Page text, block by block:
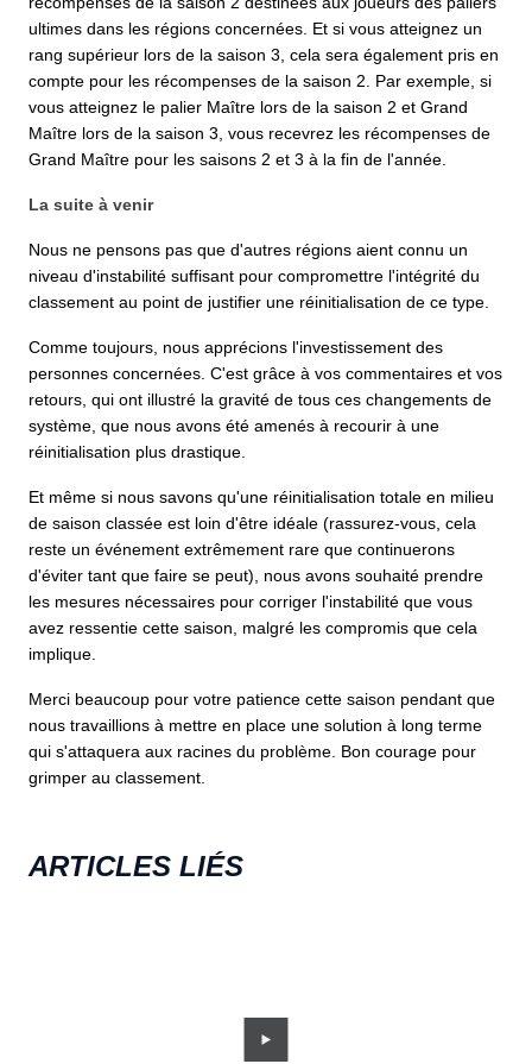
ultimes dans les régions concernées. Et si vous atteignez un
rang supérieur lors de la saison 3, cela sera également pris en
compte pour les récompenses de la saison 2. Par exemple, si
vous atteignez le palier Maître lors de la saison 2 et Grand
Maître lors de la saison 3, vous recevrez les récompenses de
Grand Maître pour les saisons 2 et 3 à la fin de l'année.
La suite à venir
Nous ne pensons pas que d'autres régions aient connu un
niveau d'instabilité suffisant pour compromettre l'intégrité du
classement au point de justifier une réinitialisation de ce type.
Comme toujours, nous apprécions l'investissement des
personnes concernées. C'est grâce à vos commentaires et vos
retours, qui ont illustré la gravité de tous ces changements de
système, que nous avons été amenés à recourir à une
réinitialisation plus drastique.
Et même si nous savons qu'une réinitialisation totale en milieu
de saison classée est loin d'être idéale (rassurez-vous, cela
reste un événement extrêmement rare que continuerons
d'éviter tant que faire se peut), nous avons souhaité prendre
les mesures nécessaires pour corriger l'instabilité que vous
avez ressentie cette saison, malgré les compromis que cela
implique.
Merci beaucoup pour votre patience cette saison pendant que
nous travaillions à mettre en place une solution à long terme
qui s'attaquera aux racines du problème. Bon courage pour
grimper au classement.
ARTICLES LIÉS